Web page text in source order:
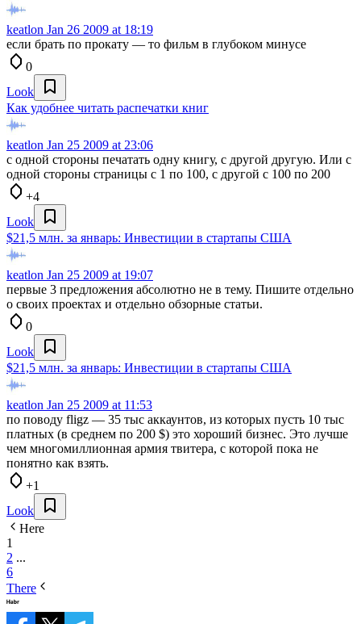
keatlon Jan 26 2009 at 18:19
если брать по прокату — то фильм в глубоком минусе
0
Look
Как удобнее читать распечатки книг
keatlon Jan 25 2009 at 23:06
с одной стороны печатать одну книгу, с другой другую. Или с
одной стороны страницы с 1 по 100, с другой с 100 по 200
+4
Look
$21,5 млн. за январь: Инвестиции в стартапы США
keatlon Jan 25 2009 at 19:07
первые 3 предложения абсолютно не в тему. Пишите отдельно
о своих проектах и отдельно обзорные статьи.
0
Look
$21,5 млн. за январь: Инвестиции в стартапы США
keatlon Jan 25 2009 at 11:53
по поводу fligz — 35 тыс аккаунтов, из которых пусть 10 тыс
платных (в среднем по 200 $) это хороший бизнес. Это лучше
чем многомиллионная армия твитера, с которой пока не
понятно как взять.
+1
Look
Here
1
2 ...
6
There